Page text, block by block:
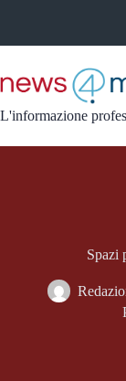
L'informazione
Spazi